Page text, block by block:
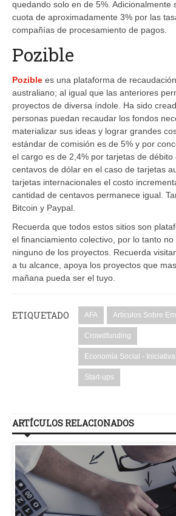
quedando solo en de 5%. Adicionalmente
cuota de aproximadamente 3% por las
compañías de procesamiento de pagos.
Pozible
Pozible es una plataforma de
australiano; al igual que las anteriores
proyectos de diversa índole. Ha sido
personas puedan recaudar los fondos
materializar sus ideas y lograr grandes
estándar de comisión es de 5% y por
el cargo es de 2,4% por tarjetas de débito
centavos de dólar en el caso de tarjetas
tarjetas internacionales el costo
cantidad de centavos permanece igual.
Bitcoin y Paypal.
Recuerda que todos estos sitios son
el financiamiento colectivo, por lo tanto no
ninguno de los proyectos. Recuerda
a tu alcance, apoya los proyectos que
mañana pueda ser el tuyo.
ETIQUETADO AFA Artículos Sobre
Crowdfunding
Economía Social -
Start-ups
ARTÍCULOS RELACIONADOS